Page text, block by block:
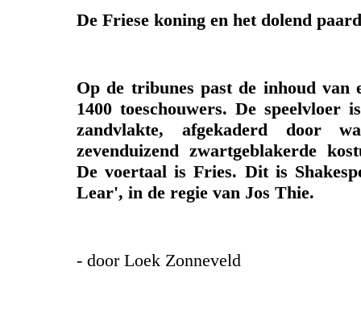
De Friese koning en het dolend paard
Op de tribunes past de inhoud van
1400 toeschouwers. De speelvloer
zandvlakte, afgekaderd door
zevenduizend zwartgeblakerde
De voertaal is Fries. Dit is
Lear', in de regie van Jos Thie.
- door Loek Zonneveld